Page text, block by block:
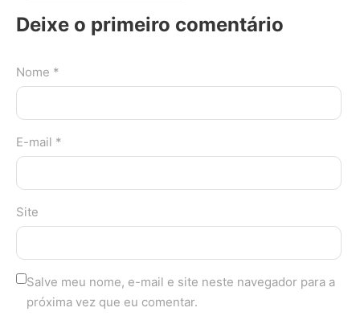
Deixe o primeiro comentário
Nome *
E-mail *
Site
Salve meu nome, e-mail e site neste navegador para a
próxima vez que eu comentar.